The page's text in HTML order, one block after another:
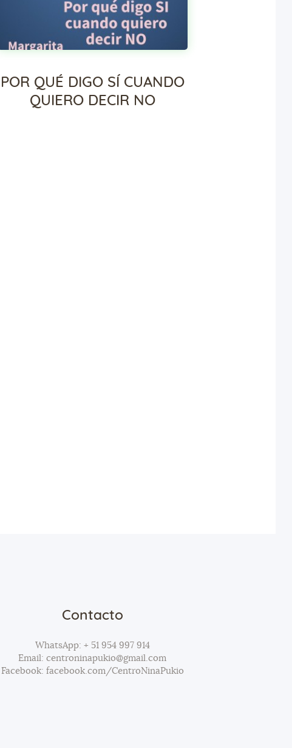
POR QUÉ DIGO SÍ CUANDO
QUIERO DECIR NO
Contacto
WhatsApp: + 51 954 997 914
Email: centroninapukio@gmail.com
Facebook: facebook.com/CentroNinaPukio